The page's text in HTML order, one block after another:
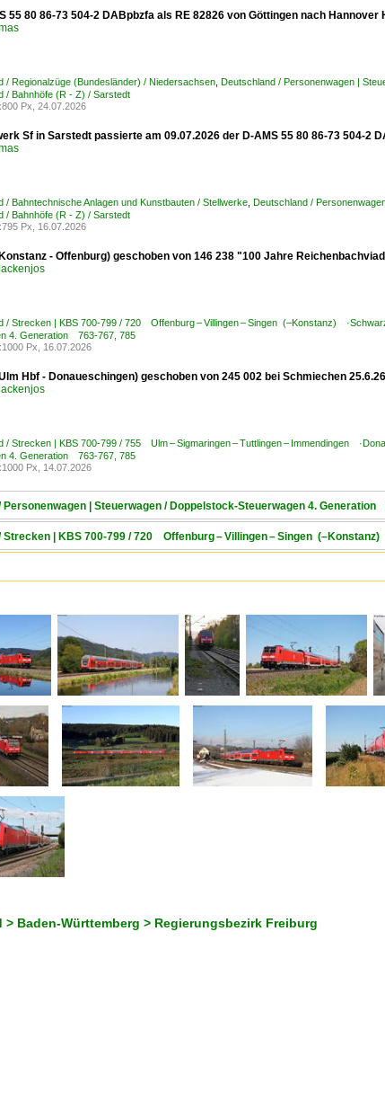
55 80 86-73 504-2 DABpbzfa als RE 82826 von Göttingen nach Hannover
/ Regionalzüge (Bundesländer) / Niedersachsen Deutschland / Personenwagen |
/ Bahnhöfe (R - Z) / Sarstedt
Px, 24.07.2026
Sf in Sarstedt passierte am 09.07.2026 der D-AMS 55 80 86-73 504-2
/ Bahntechnische Anlagen und Kunstbauten / Stellwerke Deutschland /
/ Bahnhöfe (R - Z) / Sarstedt
Px, 16.07.2026
- Offenburg) geschoben von 146 238 "100 Jahre
/ Strecken | KBS 700-799 / 720 Offenburg – Villingen – Singen (–Konstanz)
4. Generation 763-767, 785
Px, 16.07.2026
Hbf - Donaueschingen) geschoben von 245 002 bei Schmiechen
/ Strecken | KBS 700-799 / 755 Ulm – Sigmaringen – Tuttlingen – Immendingen
4. Generation 763-767, 785
Px, 14.07.2026
| Steuerwagen / Doppelstock-Steuerwagen 4.
| KBS 700-799 / 720 Offenburg – Villingen – Singen
> Baden-Württemberg > Regierungsbezirk Freiburg